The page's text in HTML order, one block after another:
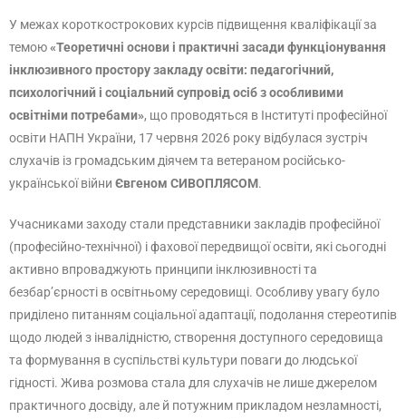
У межах короткострокових курсів підвищення кваліфікації за
темою«Теоретичні основи і практичні засади функціонування
інклюзивного простору закладу освіти: педагогічний,
психологічний і соціальний супровід осіб з особливими
освітніми потребами», що проводяться в Інституті професійної
освіти НАПН України, 17 червня 2026 року відбулася зустріч
слухачів із громадським діячем та ветераном російсько-
української війни Євгеном СИВОПЛЯСОМ.
Учасниками заходу стали представники закладів професійної
(професійно-технічної) і фахової передвищої освіти, які сьогодні
активно впроваджують принципи інклюзивності та
безбар’єрності в освітньому середовищі. Особливу увагу було
приділено питанням соціальної адаптації, подолання стереотипів
щодо людей з інвалідністю, створення доступного середовища
та формування в суспільстві культури поваги до людської
гідності. Жива розмова стала для слухачів не лише джерелом
практичного досвіду, але й потужним прикладом незламності,